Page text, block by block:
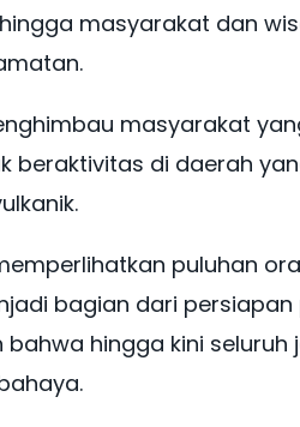
masyarakat dan
masyarakat
beraktivitas di daerah
puluhan
bagian dari
hingga kini seluruh